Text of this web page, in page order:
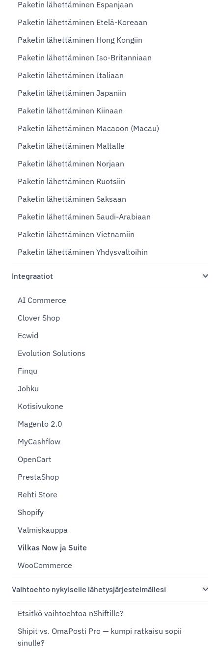
Paketin lähettäminen Espanjaan
Paketin lähettäminen Etelä-Koreaan
Paketin lähettäminen Hong Kongiin
Paketin lähettäminen Iso-Britanniaan
Paketin lähettäminen Italiaan
Paketin lähettäminen Japaniin
Paketin lähettäminen Kiinaan
Paketin lähettäminen Macaoon (Macau)
Paketin lähettäminen Maltalle
Paketin lähettäminen Norjaan
Paketin lähettäminen Ruotsiin
Paketin lähettäminen Saksaan
Paketin lähettäminen Saudi-Arabiaan
Paketin lähettäminen Vietnamiin
Paketin lähettäminen Yhdysvaltoihin
Integraatiot
AI Commerce
Clover Shop
Ecwid
Evolution Solutions
Finqu
Johku
Kotisivukone
Magento 2.0
MyCashflow
OpenCart
PrestaShop
Rehti Store
Shopify
Valmiskauppa
Vilkas Now ja Suite
WooCommerce
Vaihtoehto nykyiselle lähetysjärjestelmällesi
Etsitkö vaihtoehtoa nShiftille?
Shipit vs. OmaPosti Pro — kumpi ratkaisu sopii
sinulle?